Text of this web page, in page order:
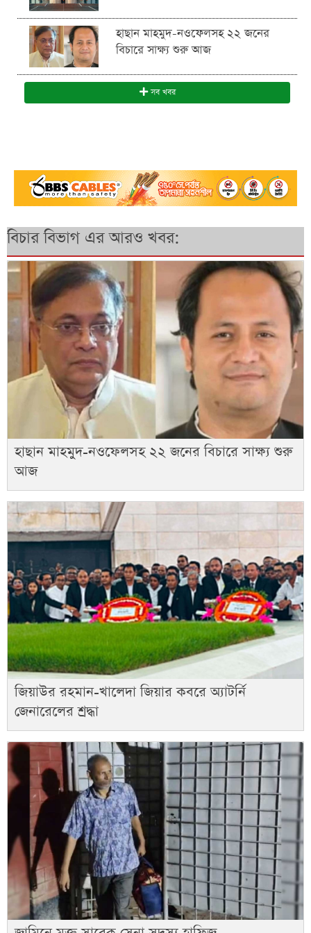
হাছান মাহমুদ-নওফেলসহ ২২ জনের
বিচারে সাক্ষ্য শুরু আজ
সব খবর
বিচার বিভাগ এর আরও খবর:
হাছান মাহমুদ-নওফেলসহ ২২ জনের বিচারে সাক্ষ্য শুরু
আজ
জিয়াউর রহমান-খালেদা জিয়ার কবরে অ্যাটর্নি
জেনারেলের শ্রদ্ধা